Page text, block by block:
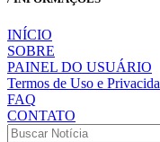
INÍCIO
SOBRE
PAINEL DO USUÁRIO
Termos de Uso e
FAQ
CONTATO